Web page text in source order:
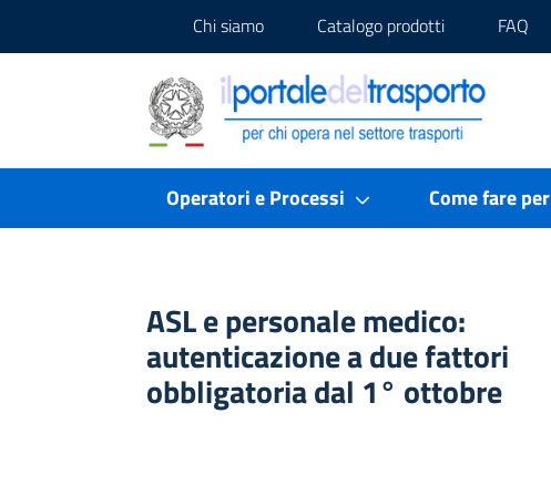
Chi siamo Catalogo prodotti FAQ
Portale del Trasporto
Portale del Trasporto
Operatori e Processi Come fare per
ASL e personale medico:
autenticazione a due fattori
obbligatoria dal 1° ottobre